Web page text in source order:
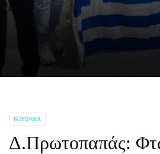
ΚΟΡΙΝΘΊΑ
Δ.Πρωτοπαπάς: